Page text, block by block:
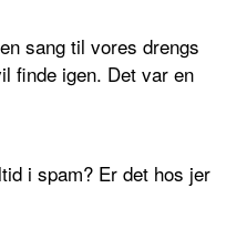
sang til vores drengs
finde igen. Det var en
i spam? Er det hos jer